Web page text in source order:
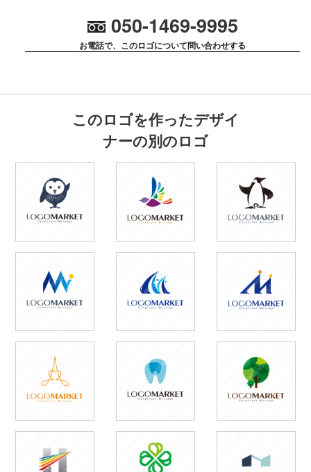
050-1469-9995
お電話で、このロゴについて問い合わせする
このロゴを作ったデザイ
ナーの別のロゴ